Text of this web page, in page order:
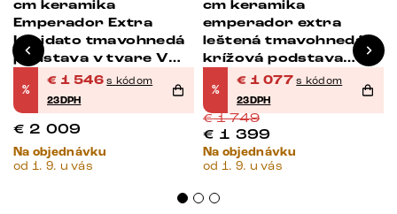
cm keramika
Emperador Extra
Lucidato tmavohnedá
podstava v tvare V
plochá oceľ čierna
rozkladací
%
€ 1 546 s kódom
23DPH
€ 2 009
Na objednávku
od 1. 9. u vás
cm keramika
emperador extra
leštená tmavohnedá
krížová podstava
hranatý titánová
farba rozkladací
%
€ 1 077 s kódom
23DPH
€1 749
€ 1 399
Na objednávku
od 1. 9. u vás